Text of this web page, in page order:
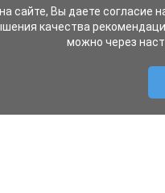
сайте, Вы даете согласие
качества
можно через